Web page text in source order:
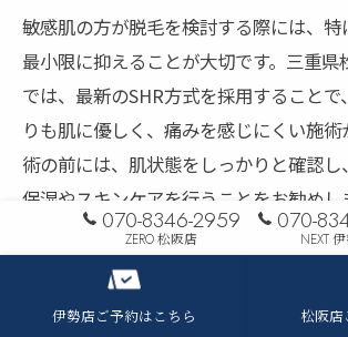
敏感肌の方が脱毛を検討する際には、特
最小限に抑えることが大切です。三重県
では、最新のSHR方式を採用すること
りも肌に優しく、痛みを感じにくい施術
術の前には、肌状態をしっかりと確認し
保湿やスキンケアを行うことをお勧めし
毛後の肌は非常に敏感になっているため
保湿ケアを怠らないようにしましょう。
070-8346-2959
ZERO 松阪店
070-
NEXT
伊勢店ご予約はこちら 松阪店